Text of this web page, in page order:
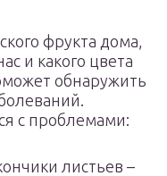
фрукта дома,
и какого цвета
обнаружить
с проблемами:
листьев –